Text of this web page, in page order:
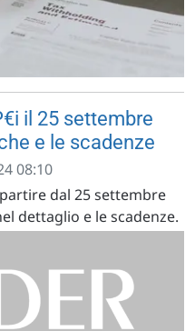
il 25 settembre
e le scadenze
08:10
dal 25 settembre
dettaglio e le scadenze.